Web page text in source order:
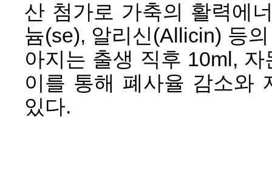
산 첨가로 가축의 활력에
늄(se), 알리신(Allicin) 등
아지는 출생 직후 10ml,
이를 통해 폐사율 감소와
있다.